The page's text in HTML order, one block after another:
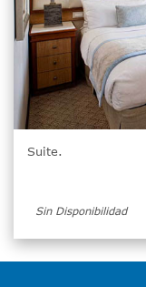
Suite.
Sin Disponibilidad